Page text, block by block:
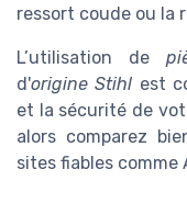
ressort coude ou la
L’utilisation de
d'origine Stihl est
et la sécurité de
alors comparez
sites fiables comme